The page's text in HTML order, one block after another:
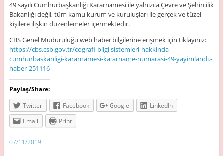
49 sayılı Cumhurbaşkanlığı Kararnamesi ile yalnızca Çevre ve Şehircilik
Bakanlığı değil, tüm kamu kurum ve kuruluşları ile gerçek ve tüzel
kişilere ilişkin düzenlemeler içermektedir.
CBS Genel Müdürülüğü web haber bilgilerine erişmek için tıklayınız:
https://cbs.csb.gov.tr/cografi-bilgi-sistemleri-hakkinda-
cumhurbaskanligi-kararnamesi-kararname-numarasi-49-yayimlandi.-
haber-251116
Paylaş/Share:
Twitter
Facebook Google
LinkedIn
Email
Print
07/11/2019